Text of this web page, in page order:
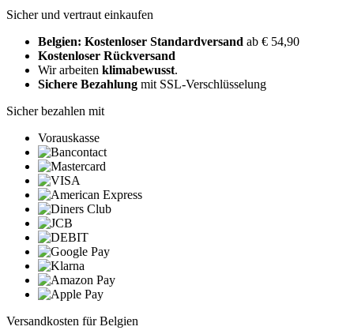
Sicher und vertraut einkaufen
Belgien: Kostenloser Standardversand ab € 54,90
Kostenloser Rückversand
Wir arbeiten klimabewusst.
Sichere Bezahlung mit SSL-Verschlüsselung
Sicher bezahlen mit
Vorauskasse
Versandkosten für Belgien